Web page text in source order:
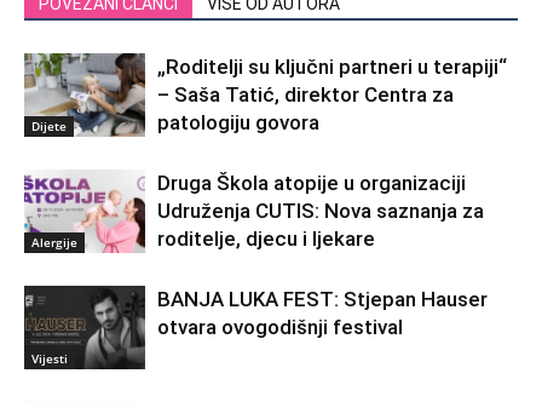
Dijete
„Roditelji su ključni partneri u terapiji“
– Saša Tatić, direktor Centra za
patologiju govora
Alergije
Druga Škola atopije u organizaciji
Udruženja CUTIS: Nova saznanja za
roditelje, djecu i ljekare
Vijesti
BANJA LUKA FEST: Stjepan Hauser
otvara ovogodišnji festival